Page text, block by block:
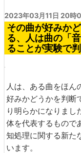
2023年03月11日 20時
その曲が好みか
る、人は曲の「
ることが実験で
人は、ある曲をほん
好みかどうかを判断
り明らかになりまし
体を代表するもので
知処理に関する新た
います。